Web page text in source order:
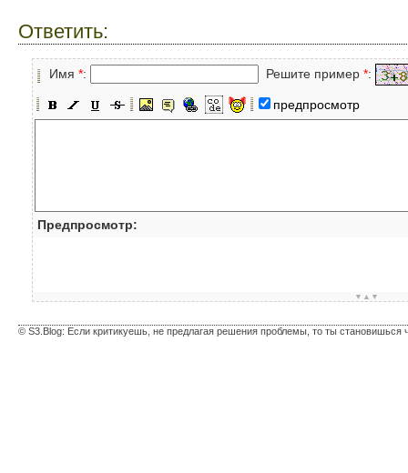
Ответить:
Имя *: Решите пример *:
предпросмотр
Предпросмотр:
▼▲▼
© S3.Blog: Если критикуешь, не предлагая решения проблемы, то ты становишься